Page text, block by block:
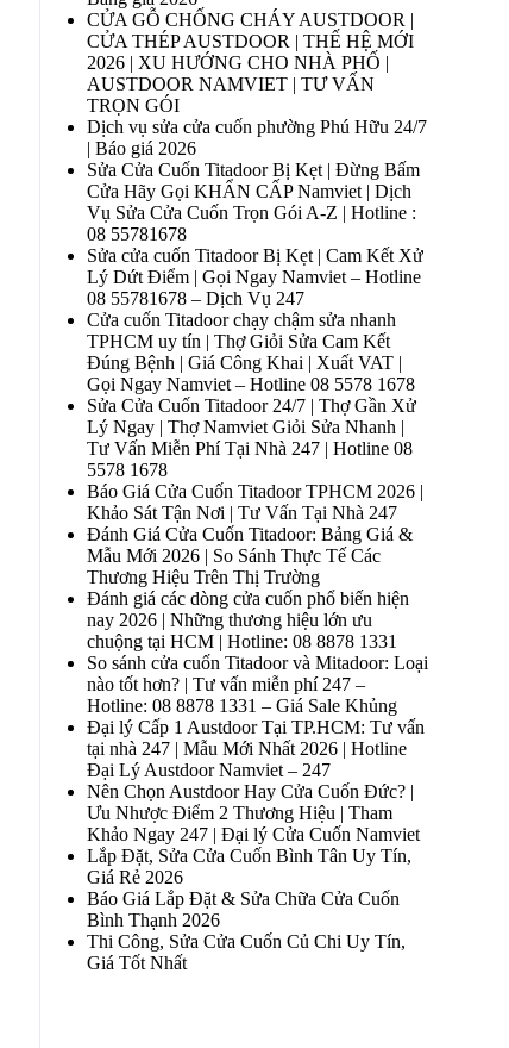
CỬA GỖ CHỐNG CHÁY AUSTDOOR |
CỬA THÉP AUSTDOOR | THẾ HỆ MỚI
2026 | XU HƯỚNG CHO NHÀ PHỐ |
AUSTDOOR NAMVIET | TƯ VẤN
TRỌN GÓI
Dịch vụ sửa cửa cuốn phường Phú Hữu 24/7
| Báo giá 2026
Sửa Cửa Cuốn Titadoor Bị Kẹt | Đừng Bấm
Cửa Hãy Gọi KHẨN CẤP Namviet | Dịch
Vụ Sửa Cửa Cuốn Trọn Gói A-Z | Hotline :
08 55781678
Sửa cửa cuốn Titadoor Bị Kẹt | Cam Kết Xử
Lý Dứt Điểm | Gọi Ngay Namviet – Hotline
08 55781678 – Dịch Vụ 247
Cửa cuốn Titadoor chạy chậm sửa nhanh
TPHCM uy tín | Thợ Giỏi Sửa Cam Kết
Đúng Bệnh | Giá Công Khai | Xuất VAT |
Gọi Ngay Namviet – Hotline 08 5578 1678
Sửa Cửa Cuốn Titadoor 24/7 | Thợ Gần Xử
Lý Ngay | Thợ Namviet Giỏi Sửa Nhanh |
Tư Vấn Miễn Phí Tại Nhà 247 | Hotline 08
5578 1678
Báo Giá Cửa Cuốn Titadoor TPHCM 2026 |
Khảo Sát Tận Nơi | Tư Vấn Tại Nhà 247
Đánh Giá Cửa Cuốn Titadoor: Bảng Giá &
Mẫu Mới 2026 | So Sánh Thực Tế Các
Thương Hiệu Trên Thị Trường
Đánh giá các dòng cửa cuốn phổ biến hiện
nay 2026 | Những thương hiệu lớn ưu
chuộng tại HCM | Hotline: 08 8878 1331
So sánh cửa cuốn Titadoor và Mitadoor: Loại
nào tốt hơn? | Tư vấn miễn phí 247 –
Hotline: 08 8878 1331 – Giá Sale Khủng
Đại lý Cấp 1 Austdoor Tại TP.HCM: Tư vấn
tại nhà 247 | Mẫu Mới Nhất 2026 | Hotline
Đại Lý Austdoor Namviet – 247
Nên Chọn Austdoor Hay Cửa Cuốn Đức? |
Ưu Nhược Điểm 2 Thương Hiệu | Tham
Khảo Ngay 247 | Đại lý Cửa Cuốn Namviet
Lắp Đặt, Sửa Cửa Cuốn Bình Tân Uy Tín,
Giá Rẻ 2026
Báo Giá Lắp Đặt & Sửa Chữa Cửa Cuốn
Bình Thạnh 2026
Thi Công, Sửa Cửa Cuốn Củ Chi Uy Tín,
Giá Tốt Nhất